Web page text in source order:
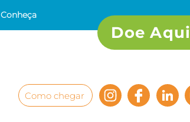
Conheça
Doe Aqui
Como chegar